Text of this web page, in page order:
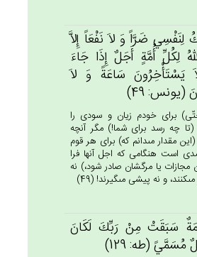
لِنَفْسِي‌ ضَرَّاً وَ لاَ نَفْعَاً إِلاَّ
لِكُل‌ِّ أُمَّة‌ٍ أَجَل‌ٌ إِذَا جَاءَ
يَسْتَأْخِرُون‌َ سَاعَة‌ً وَ لاَ
49)
براى خودم زيان و سودى را
(تا چه رسد براى شما!) مگر آنچه
مقدار مى‏دانم كه) براى هر قوم
است هنگامى كه اجل آنها فرا
مجازات يا مرگشان صادر شود،) نه
و نه پيشى مى‏گيرند! (49)
سَبَقَت‌ْ مِنْ‌ رَبِّك‌َ لَكَان‌َ
مُسَمَّي‌ً (طه: 129)